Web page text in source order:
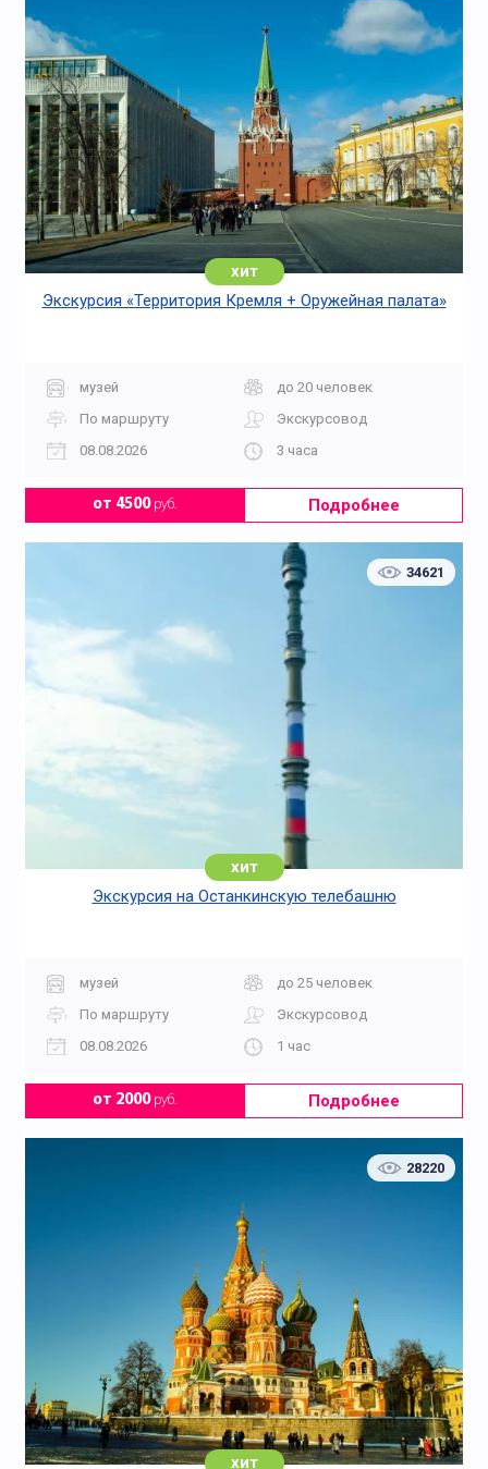
хит
Экскурсия «Территория Кремля + Оружейная палата»
музей
до 20 человек
По маршруту
Экскурсовод
08.08.2026
3 часа
от 4500руб. Подробнее
34621
хит
Экскурсия на Останкинскую телебашню
музей
до 25 человек
По маршруту
Экскурсовод
08.08.2026
1 час
от 2000руб. Подробнее
28220
хит